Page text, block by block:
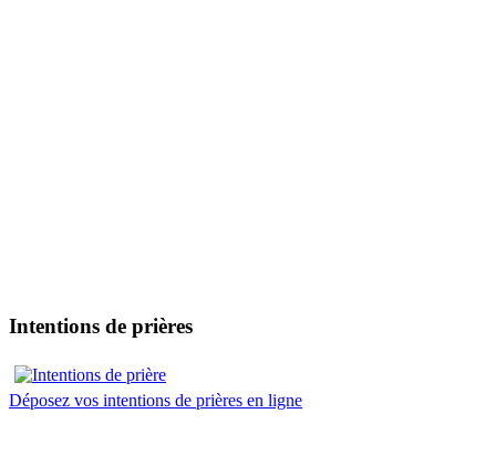
Intentions de prières
Déposez vos intentions de prières en ligne